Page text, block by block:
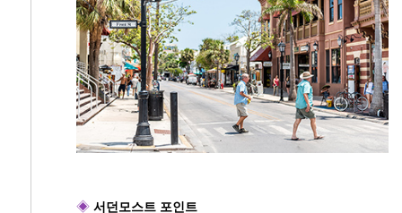
◈ 서던모스트 포인트